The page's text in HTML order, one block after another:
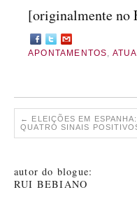
[originalmente no
APONTAMENTOS,
←
ELEIÇÕES EM ESPANHA:
QUATRO SINAIS
autor do blogue:
RUI BEBIANO